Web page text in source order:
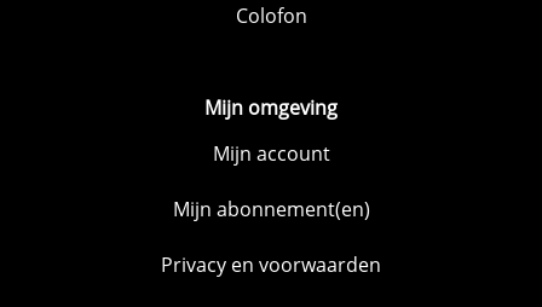
Colofon
Mijn omgeving
Mijn account
Mijn abonnement(en)
Privacy en voorwaarden